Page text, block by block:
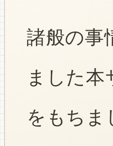
諸般の事
ました本
をもちま